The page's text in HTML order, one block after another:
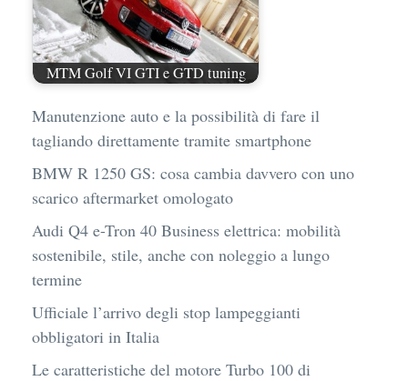
MTM Golf VI GTI e GTD tuning
Manutenzione auto e la possibilità di fare il
tagliando direttamente tramite smartphone
BMW R 1250 GS: cosa cambia davvero con uno
scarico aftermarket omologato
Audi Q4 e-Tron 40 Business elettrica: mobilità
sostenibile, stile, anche con noleggio a lungo
termine
Ufficiale l’arrivo degli stop lampeggianti
obbligatori in Italia
Le caratteristiche del motore Turbo 100 di